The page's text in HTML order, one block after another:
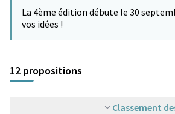
La 4ème édition débute le 30
vos idées !
12 propositions
Classement